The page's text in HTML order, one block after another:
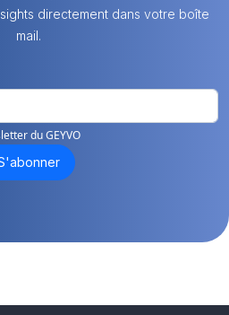
directement dans votre boîte
mail.
du GEYVO